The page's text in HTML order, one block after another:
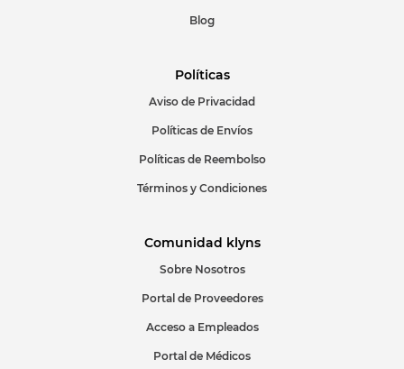
ENVIAR COMENTARIO
Blog
Políticas
Aviso de Privacidad
Políticas de Envíos
Políticas de Reembolso
Términos y Condiciones
Comunidad klyns
Sobre Nosotros
Portal de Proveedores
Acceso a Empleados
Portal de Médicos